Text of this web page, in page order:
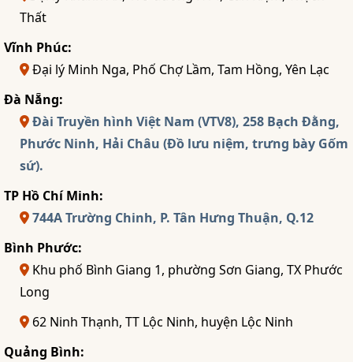
Thất
Vĩnh Phúc:
Đại lý Minh Nga, Phố Chợ Lầm, Tam Hồng, Yên Lạc
Đà Nẵng:
Đài Truyền hình Việt Nam (VTV8), 258 Bạch Đằng,
Phước Ninh, Hải Châu (Đồ lưu niệm, trưng bày Gốm
sứ).
TP Hồ Chí Minh:
744A Trường Chinh, P. Tân Hưng Thuận, Q.12
Bình Phước:
Khu phố Bình Giang 1, phường Sơn Giang, TX Phước
Long
62 Ninh Thạnh, TT Lộc Ninh, huyện Lộc Ninh
Quảng Bình: